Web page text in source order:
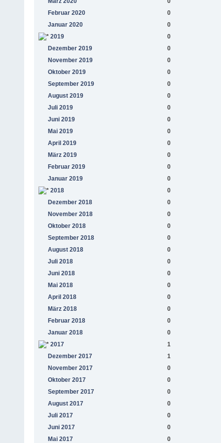
Februar 2020
0
Januar 2020
0
2019
0
Dezember 2019
0
November 2019
0
Oktober 2019
0
September 2019
0
August 2019
0
Juli 2019
0
Juni 2019
0
Mai 2019
0
April 2019
0
März 2019
0
Februar 2019
0
Januar 2019
0
2018
0
Dezember 2018
0
November 2018
0
Oktober 2018
0
September 2018
0
August 2018
0
Juli 2018
0
Juni 2018
0
Mai 2018
0
April 2018
0
März 2018
0
Februar 2018
0
Januar 2018
0
2017
1
Dezember 2017
1
November 2017
0
Oktober 2017
0
September 2017
0
August 2017
0
Juli 2017
0
Juni 2017
0
Mai 2017
0